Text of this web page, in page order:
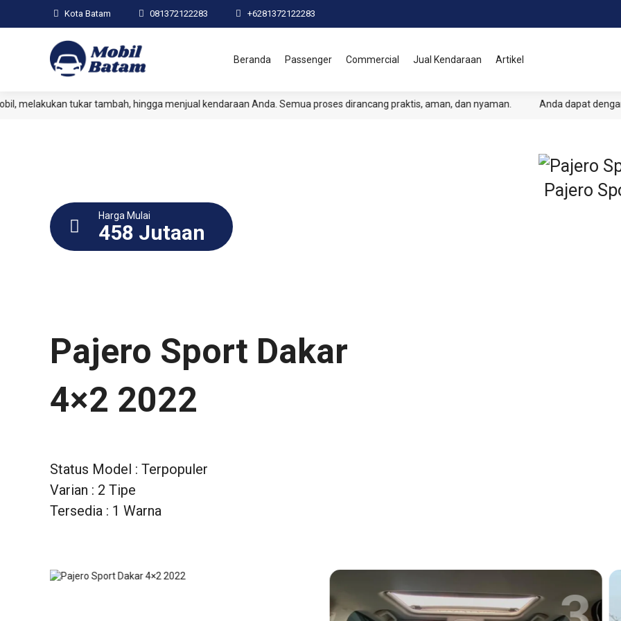
Kota Batam 081372122283 +6281372122283
Beranda Passenger Commercial Jual Kendaraan Artikel
tukar tambah, hingga menjual kendaraan Anda. Semua proses dirancang praktis, aman, dan nyaman. Anda dapat dengan mudah
Harga Mulai
458 Jutaan
Pajero Sport Dakar
4×2 2022
Status Model : Terpopuler
Varian : 2 Tipe
Tersedia : 1 Warna
Pajero